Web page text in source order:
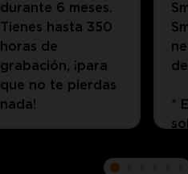
durante 6 meses.
Tienes hasta 350
horas de
grabación, ¡para
que no te pierdas
nada!
*